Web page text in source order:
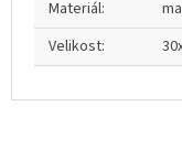
Materiál:
Velikost: